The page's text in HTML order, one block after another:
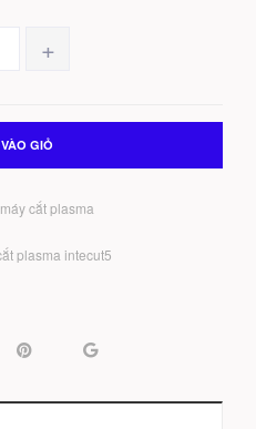
+
GIỎ
máy cắt plasma
plasma intecut5